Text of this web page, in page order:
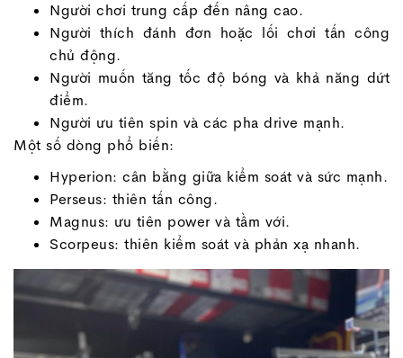
Người chơi trung cấp đến nâng cao.
Người thích đánh đơn hoặc lối chơi tấn công
chủ động.
Người muốn tăng tốc độ bóng và khả năng dứt
điểm.
Người ưu tiên spin và các pha drive mạnh.
Một số dòng phổ biến:
Hyperion: cân bằng giữa kiểm soát và sức mạnh.
Perseus: thiên tấn công.
Magnus: ưu tiên power và tầm với.
Scorpeus: thiên kiểm soát và phản xạ nhanh.